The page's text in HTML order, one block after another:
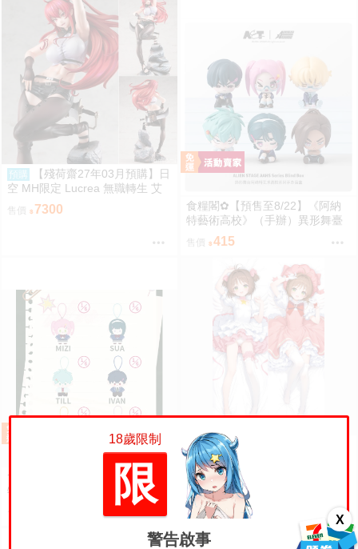
X
預購
【殘荷齋27年03月預購】日
空 MH限定 Lucrea 無職轉生 艾
莉絲 全高約27公分
7300
食糧閣✿【預售至8/22】《阿納
特藝術高校》（手辦）異形舞臺
／異形舞台／阿納特藝術高校／A
LIENSTAGE／Till／Ivan／Luka
／Sua／Mizi／Hyuna
415
食糧閣✿【預售至8/22】《阿納
特藝術高校》（努努體毛絨吊
飾）異形舞臺／異形舞台／阿納
特藝術高校／ALIENSTAGE／Till
／Ivan／Luka／Sua／Mizi／Hyu
星工坊 庫洛魔法使 木之本櫻 小
櫻 動漫抱枕套 等身抱枕套 枕頭
套
售價 900
18歲限制
限
警告啟事